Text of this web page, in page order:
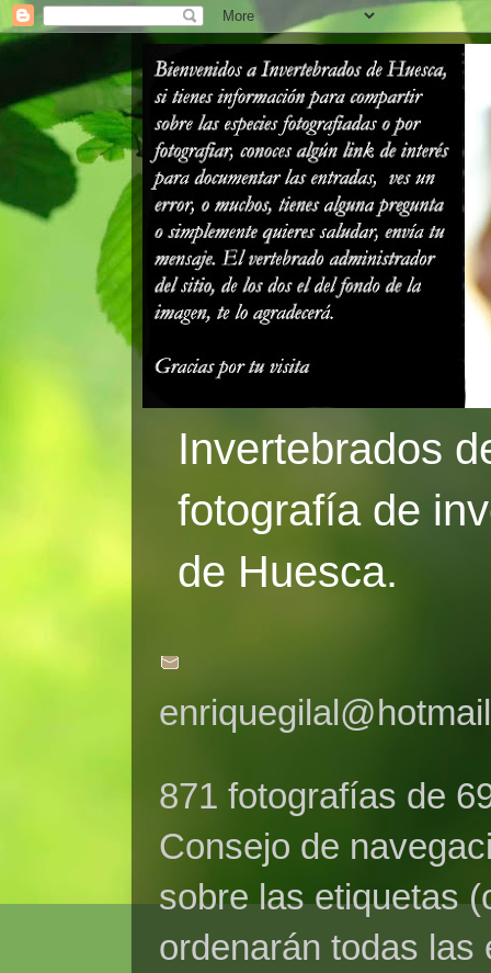
Invertebrados
fotografía de
de Huesca.
871 fotografías de
Consejo de
sobre las etiquetas
ordenarán todas las